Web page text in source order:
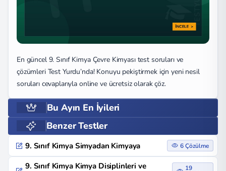
En güncel 9. Sınıf Kimya Çevre Kimyası test soruları ve
çözümleri Test Yurdu’nda! Konuyu pekiştirmek için yeni nesil
soruları cevaplarıyla online ve ücretsiz olarak çöz.
Bu Ayın En İyileri
Benzer Testler
9. Sınıf Kimya Simyadan Kimyaya 6 Çözülme
9. Sınıf Kimya Kimya Disiplinleri ve
19